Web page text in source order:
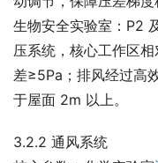
生物安全实验室：P2
压系统，核心工作区
差≥5Pa；排风经过高
于屋面 2m 以上。
3.2.2 通风系统